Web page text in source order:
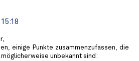
einige Punkte zusammenzufassen, die
möglicherweise unbekannt sind: